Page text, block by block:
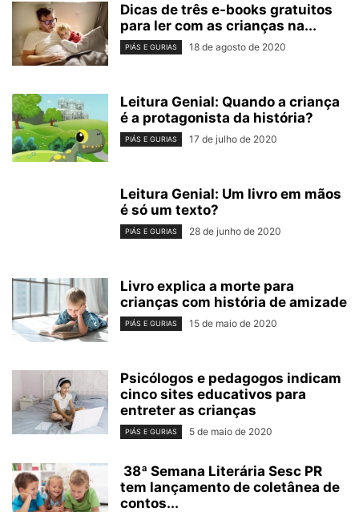
Dicas de três e-books gratuitos
para ler com as crianças na...
PIÁS E GURIAS 18 de agosto de 2020
Leitura Genial: Quando a criança
é a protagonista da história?
PIÁS E GURIAS 17 de julho de 2020
Leitura Genial: Um livro em mãos
é só um texto?
PIÁS E GURIAS 28 de junho de 2020
Livro explica a morte para
crianças com história de amizade
PIÁS E GURIAS 15 de maio de 2020
Psicólogos e pedagogos indicam
cinco sites educativos para
entreter as crianças
PIÁS E GURIAS 5 de maio de 2020
38ª Semana Literária Sesc PR
tem lançamento de coletânea de
contos...